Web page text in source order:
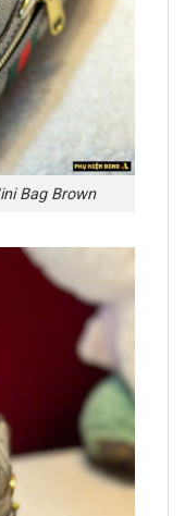
Bag Brown